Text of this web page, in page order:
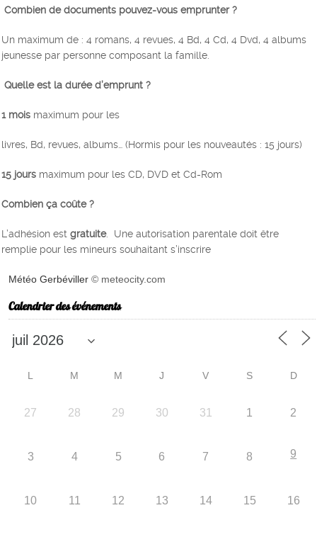
Combien de documents pouvez-vous emprunter ?
Un maximum de : 4 romans, 4 revues, 4 Bd, 4 Cd, 4 Dvd, 4 albums
jeunesse par personne composant la famille.
Quelle est la durée d’emprunt ?
1 mois maximum pour les
livres, Bd, revues, albums… (Hormis pour les nouveautés : 15 jours)
15 jours maximum pour les CD, DVD et Cd-Rom
Combien ça coûte ?
L’adhésion estgratuite. Une autorisation parentale doit être
remplie pour les mineurs souhaitant s’inscrire
Météo Gerbéviller © meteocity.com
Calendrier des événements
L M M J V S D
27 28 29 30 31 1 2
3 4 5 6 7 8 9
10 11 12 13 14 15 16